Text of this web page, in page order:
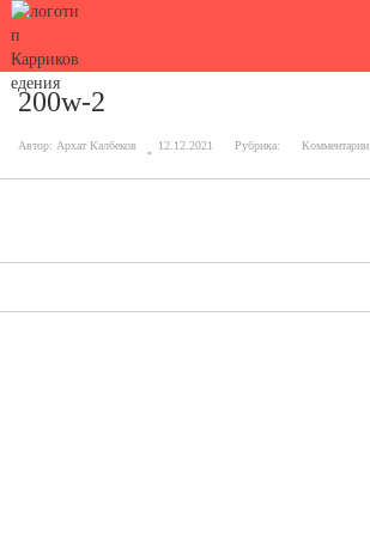
200w-2
Автор: Архат Калбеков 12.12.2021 Рубрика: Комментарии